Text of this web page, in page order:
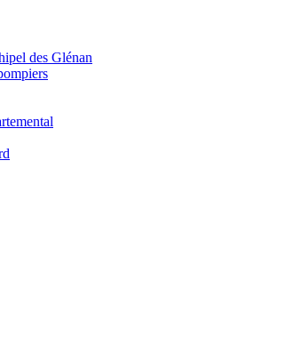
des Glénan